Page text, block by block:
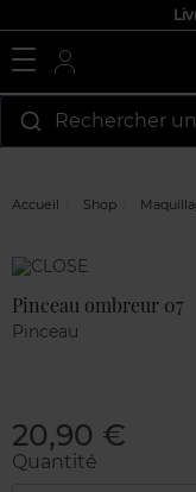
Rechercher
Accueil Shop
Marque
Pinceau ombreur 07
Pinceau
20,90 €
Quantité